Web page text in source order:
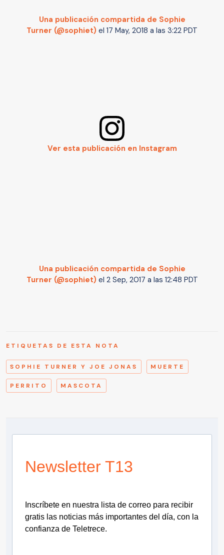
Una publicación compartida de Sophie
Turner (@sophiet) el 17 May, 2018 a las 3:22 PDT
Ver esta publicación en Instagram
Una publicación compartida de Sophie
Turner (@sophiet) el 2 Sep, 2017 a las 12:48 PDT
ETIQUETAS DE ESTA NOTA
SOPHIE TURNER Y JOE JONAS MUERTE
PERRITO MASCOTA
Newsletter T13
Inscríbete en nuestra lista de correo para recibir
gratis las noticias más importantes del día, con la
confianza de Teletrece.